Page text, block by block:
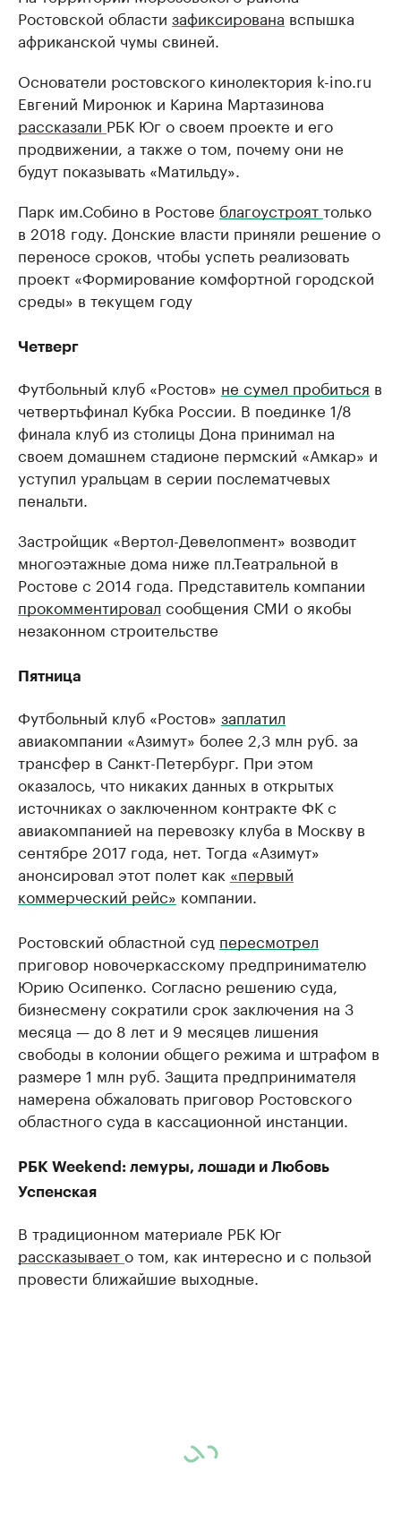
Ростовской области зафиксирована вспышка
африканской чумы свиней.
Основатели ростовского кинолектория k-ino.ru
Евгений Миронюк и Карина Мартазинова
рассказали РБК Юг о своем проекте и его
продвижении, а также о том, почему они не
будут показывать «Матильду».
Парк им.Собино в Ростове благоустрояттолько
в 2018 году. Донские власти приняли решение о
переносе сроков, чтобы успеть реализовать
проект «Формирование комфортной городской
среды» в текущем году
Четверг
Футбольный клуб «Ростов» не сумел пробиться в
четвертьфинал Кубка России. В поединке 1/8
финала клуб из столицы Дона принимал на
своем домашнем стадионе пермский «Амкар» и
уступил уральцам в серии послематчевых
пенальти.
Застройщик «Вертол-Девелопмент» возводит
многоэтажные дома ниже пл.Театральной в
Ростове с 2014 года. Представитель компании
прокомментировал сообщения СМИ о якобы
незаконном строительстве
Пятница
Футбольный клуб «Ростов» заплатил
авиакомпании «Азимут» более 2,3 млн руб. за
трансфер в Санкт-Петербург. При этом
оказалось, что никаких данных в открытых
источниках о заключенном контракте ФК с
авиакомпанией на перевозку клуба в Москву в
сентябре 2017 года, нет. Тогда «Азимут»
анонсировал этот полет как «первый
коммерческий рейс» компании.
Ростовский областной суд пересмотрел
приговор новочеркасскому предпринимателю
Юрию Осипенко. Согласно решению суда,
бизнесмену сократили срок заключения на 3
месяца — до 8 лет и 9 месяцев лишения
свободы в колонии общего режима и штрафом в
размере 1 млн руб. Защита предпринимателя
намерена обжаловать приговор Ростовского
областного суда в кассационной инстанции.
РБК Weekend: лемуры, лошади и Любовь
Успенская
В традиционном материале РБК Юг
рассказываето том, как интересно и с пользой
провести ближайшие выходные.